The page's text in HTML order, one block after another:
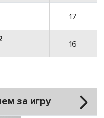
17
16
за игру